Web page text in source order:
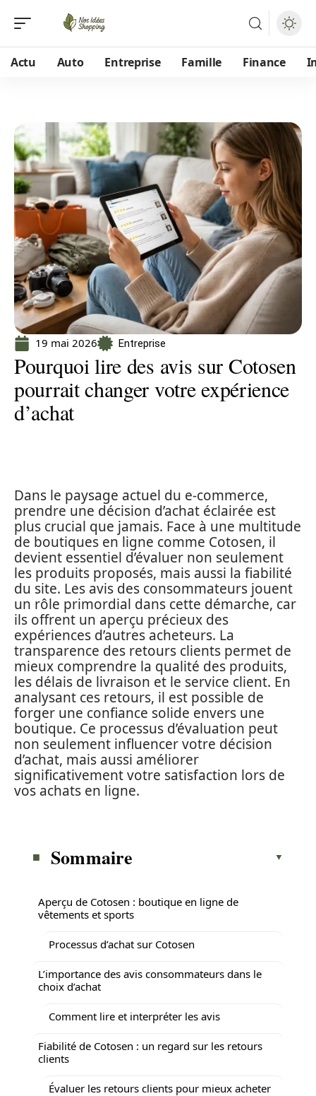
Actu Auto Entreprise Famille Finance
19 mai 2026 Entreprise
Pourquoi lire des avis sur Cotosen
pourrait changer votre expérience
d’achat
Dans le paysage actuel du e-commerce,
prendre une décision d’achat éclairée est
plus crucial que jamais. Face à une multitude
de boutiques en ligne comme Cotosen, il
devient essentiel d’évaluer non seulement
les produits proposés, mais aussi la fiabilité
du site. Les avis des consommateurs jouent
un rôle primordial dans cette démarche, car
ils offrent un aperçu précieux des
expériences d’autres acheteurs. La
transparence des retours clients permet de
mieux comprendre la qualité des produits,
les délais de livraison et le service client. En
analysant ces retours, il est possible de
forger une confiance solide envers une
boutique. Ce processus d’évaluation peut
non seulement influencer votre décision
d’achat, mais aussi améliorer
significativement votre satisfaction lors de
vos achats en ligne.
Sommaire
Aperçu de Cotosen : boutique en ligne de
vêtements et sports
Processus d’achat sur Cotosen
L’importance des avis consommateurs dans le
choix d’achat
Comment lire et interpréter les avis
Fiabilité de Cotosen : un regard sur les retours
clients
Évaluer les retours clients pour mieux acheter